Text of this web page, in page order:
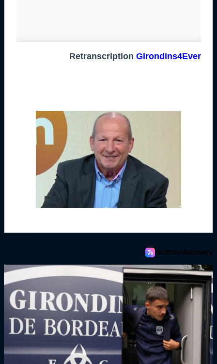
Retranscription Girondins4Ever